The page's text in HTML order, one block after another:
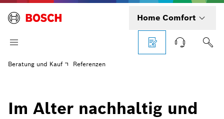
Home Comfort
Beratung und Kauf Referenzen
Im Alter nachhaltig und